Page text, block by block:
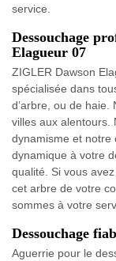
service.
Dessouchage
Elagueur 07
ZIGLER Dawson
spécialisée dans
d’arbre, ou de haie.
villes aux alentours.
dynamisme et notre
dynamique à votre
qualité. Si vous
cet arbre de votre
sommes à votre
Dessouchage
Aguerrie pour le